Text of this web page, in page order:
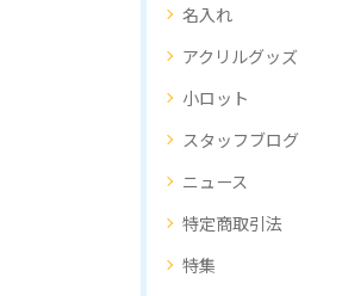
名入れ
アクリルグッズ
小ロット
スタッフブログ
ニュース
特定商取引法
特集